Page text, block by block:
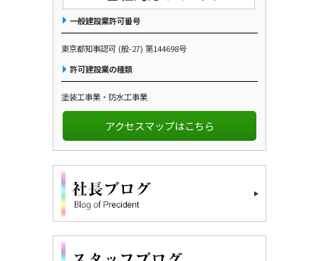
一般建設業許可番号
東京都知事認可 (般-27) 第144698号
許可建設業の種類
塗装工事業・防水工事業
アクセスマップはこちら